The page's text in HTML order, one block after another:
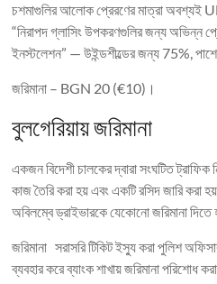
চশমাগুলির আলোক প্রেরণের মাত্রা অবশ্যই
“নিরাপদ গ্লাসিং উপকরণগুলির জন্য অভিন্ন
ইনস্টলেশন” — উইন্ডশীল্ডের জন্য 75%,
জরিমানা – BGN 20 (€10)।
বুলগেরিয়ায় জরিমানা
একজন বিদেশী চালকের দ্বারা সংঘটিত
কাজ তৈরি করা হয় এবং একটি রসিদ জারি করা
অবিলম্বে ড্রাইভারকে যেকোনো জরিমানা দিতে
জরিমানা সরাসরি টিকিট ইস্যু করা পুলিশ
ব্যবহার করে ব্যাংক শাখায় জরিমানা পরিশোধ